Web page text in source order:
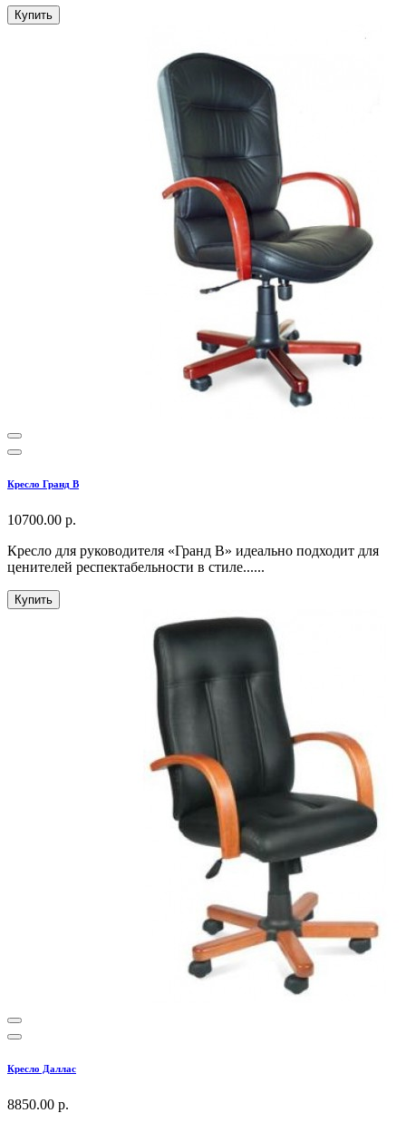
Купить
Кресло Гранд В
10700.00 р.
Кресло для руководителя «Гранд B» идеально подходит для
ценителей респектабельности в стиле......
Купить
Кресло Даллас
8850.00 р.